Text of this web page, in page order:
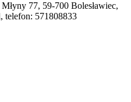
77, 59-700 Bolesławiec,
telefon: 571808833